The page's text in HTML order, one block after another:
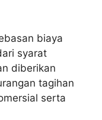
biaya
syarat
diberikan
tagihan
serta